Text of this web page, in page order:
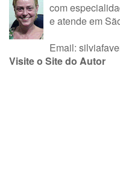
com
e atende em
Email:
Visite o Site do Autor